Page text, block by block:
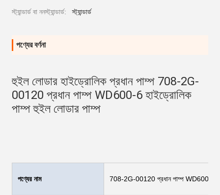
স্ট্যান্ডার্ড বা ননস্ট্যান্ডার্ড: স্ট্যান্ডার্ড
পণ্যের বর্ণনা
হুইল লোডার হাইড্রোলিক প্রধান পাম্প 708-2G-
00120 প্রধান পাম্প WD600-6 হাইড্রোলিক
পাম্প হুইল লোডার পাম্প
পণ্যের নাম 708-2G-00120 প্রধান পাম্প WD600-6